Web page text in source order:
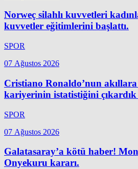
Norweç silahlı kuvvetleri
kuvvetler eğitimlerini başlattı.
SPOR
07 Ağustos 2026
Cristiano Ronaldo’nun
kariyerinin istatistiğini
SPOR
07 Ağustos 2026
Galatasaray’a kötü haber!
Onyekuru kararı.